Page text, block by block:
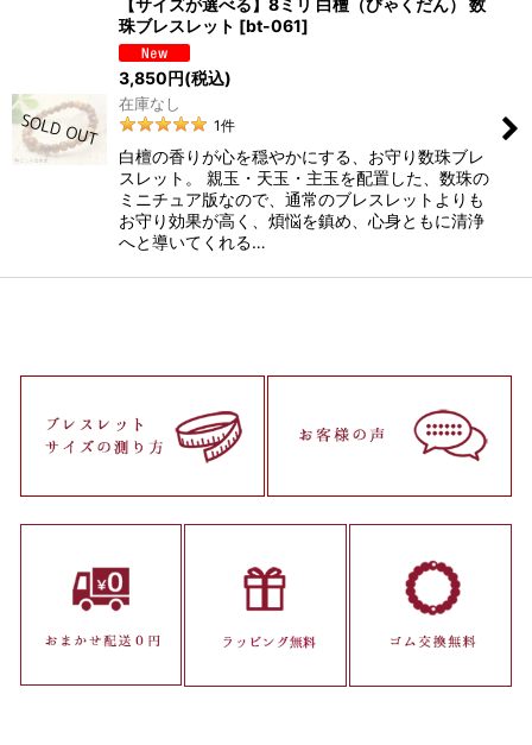
【サイズが選べる】8ミリ 白檀（びゃくだん） 数
珠ブレスレット [bt-061]
3,850円(税込)
在庫なし
1件
白檀の香りが心を穏やかにする、お守り数珠ブレ
スレット。 親玉・天玉・主玉を配置した、数珠の
ミニチュア版なので、通常のブレスレットよりも
お守り効果が高く、煩悩を鎮め、心身ともに清浄
へと導いてくれる…